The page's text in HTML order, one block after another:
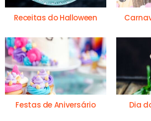
Receitas do Halloween
Festas de Aniversário Dia